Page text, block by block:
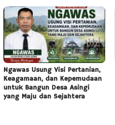
Ngawas Usung Visi Pertanian,
Keagamaan, dan Kepemudaan
untuk Bangun Desa Asingi
yang Maju dan Sejahtera